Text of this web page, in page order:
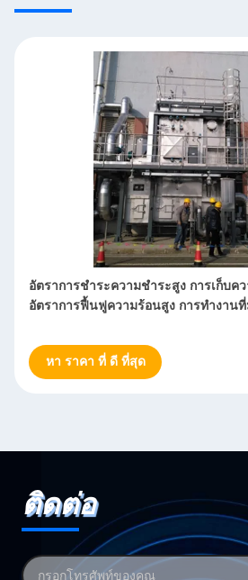
การปฏิกิริยาแบบกระตุ้นการฟื้นฟู การกร
ใช้พลังงานต่ํา การเก็บความร้อน
หา ราคา ที่ ดี ที่สุด
ติดต่อ